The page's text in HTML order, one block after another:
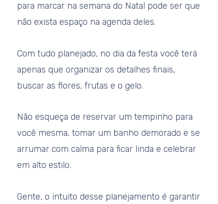
para marcar na semana do Natal pode ser que
não exista espaço na agenda deles.
Com tudo planejado, no dia da festa você terá
apenas que organizar os detalhes finais,
buscar as flores, frutas e o gelo.
Não esqueça de reservar um tempinho para
você mesma, tomar um banho demorado e se
arrumar com calma para ficar linda e celebrar
em alto estilo.
Gente, o intuito desse planejamento é garantir